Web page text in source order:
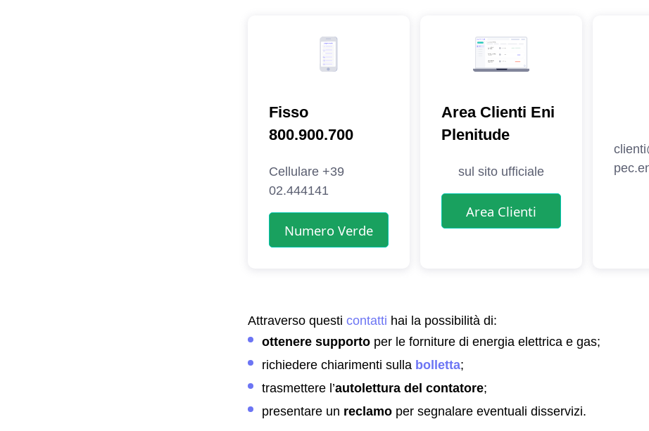
Attraverso questi contatti hai la possibilità di:
ottenere supporto per le forniture di energia elettrica e gas;
richiedere chiarimenti sulla bolletta;
trasmettere l’autolettura del contatore;
presentare un reclamo per segnalare eventuali disservizi.